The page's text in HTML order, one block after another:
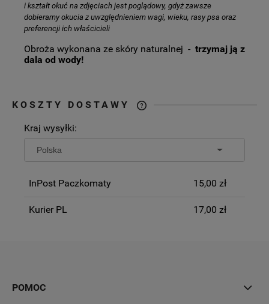
i kształt okuć na zdjęciach jest poglądowy, gdyż zawsze
dobieramy okucia z uwzględnieniem wagi, wieku, rasy psa oraz
preferencji ich właścicieli
Obroża wykonana ze skóry naturalnej - trzymaj ją z
dala od wody!
KOSZTY DOSTAWY
KOSZTÓW PŁATNOŚCI
Kraj wysyłki:
InPost Paczkomaty 15,00 zł
Kurier PL 17,00 zł
POMOC